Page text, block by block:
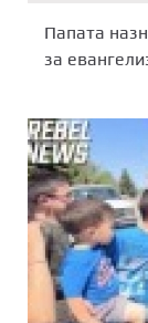
Папата
за